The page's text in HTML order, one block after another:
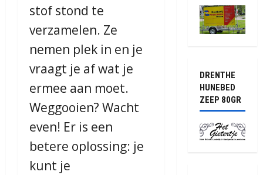
stof stond te
verzamelen. Ze
nemen plek in en je
vraagt je af wat je
ermee aan moet.
Weggooien? Wacht
even! Er is een
betere oplossing: je
kunt je
DRENTHE
HUNEBED
ZEEP 80GR